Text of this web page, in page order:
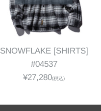
SNOWFLAKE [SHIRTS]
#04537
¥27,280(税込)